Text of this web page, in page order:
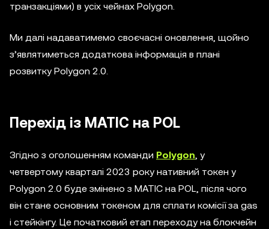
транзакціями) в усіх чейнах Polygon.
Ми далі надаватимемо своєчасні оновлення, щойно
з’являтиметься додаткова інформація в плані
розвитку Polygon 2.0.
Перехід із MATIC на POL
Згідно з оголошенням команди Polygon, у
четвертому кварталі 2023 року нативний токен у
Polygon 2.0 буде змінено з MATIC на POL, після чого
він стане основним токеном для сплати комісії за gas
і стейкінгу. Це початковий етап переходу на блокчейн